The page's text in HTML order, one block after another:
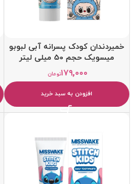
خمیردندان کودک پسرانه آبی لبوبو
میسویک حجم 50 میلی لیتر
تومان۱۷۹,۰۰۰
افزودن به سبد خرید